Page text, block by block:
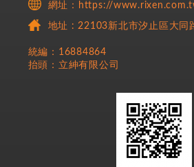
網址：https://
地址 : 22103新北市汐止區大同
統編：16884864
抬頭：立紳有限公司